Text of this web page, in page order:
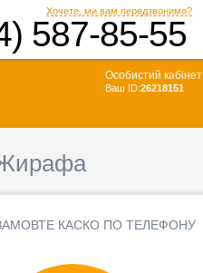
Хочете, ми вам передзвонимо?
587-85-55
Особистий кабінет
Ваш ID:26218151
КАСКО ПО ТЕЛЕФОНУ